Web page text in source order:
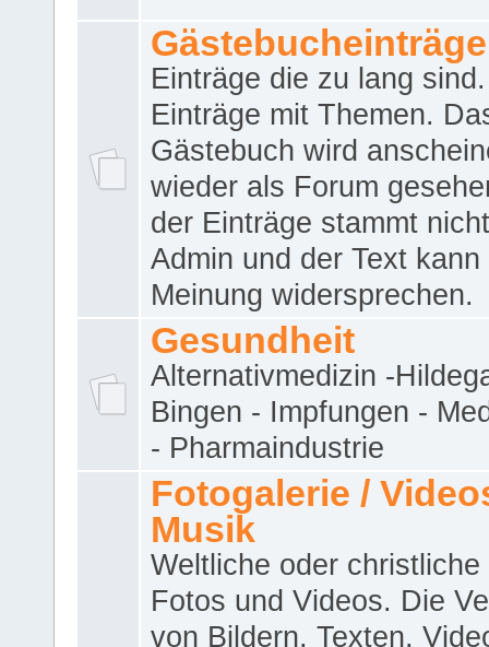
Gästebucheinträge
Einträge die zu lang
Einträge mit Themen.
Gästebuch wird
wieder als Forum
der Einträge stammt
Admin und der Text kann
Meinung widersprechen.
Gesundheit
Alternativmedizin -
Bingen - Impfungen -
- Pharmaindustrie
Fotogalerie /
Musik
Weltliche oder christliche
Fotos und Videos. Die
von Bildern, Texten,